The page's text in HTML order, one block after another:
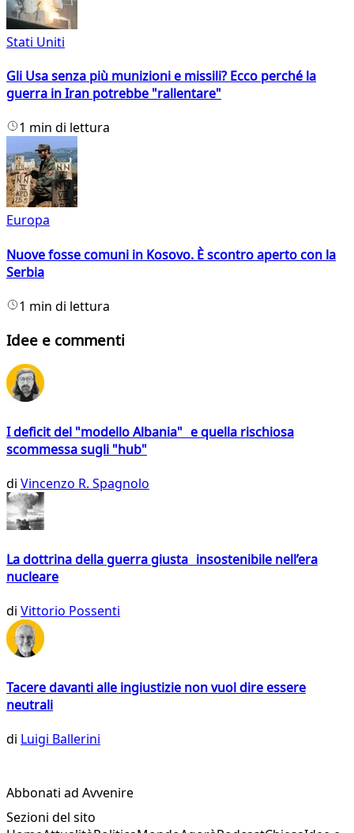
Stati Uniti
Gli Usa senza più munizioni e missili? Ecco perché la
guerra in Iran potrebbe "rallentare"
1 min di lettura
Europa
Nuove fosse comuni in Kosovo. È scontro aperto con la
Serbia
1 min di lettura
Idee e commenti
I deficit del "modello Albania" e quella rischiosa
scommessa sugli "hub"
di Vincenzo R. Spagnolo
La dottrina della guerra giusta insostenibile nell’era
nucleare
di Vittorio Possenti
Tacere davanti alle ingiustizie non vuol dire essere
neutrali
di Luigi Ballerini
Abbonati ad Avvenire
Sezioni del sito